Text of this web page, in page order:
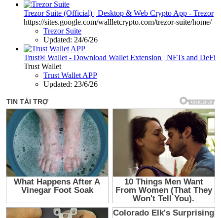
Trezor Suite (Official) | Desktop & Web Crypto App - Trezor
https://sites.google.com/wallletcrypto.com/trezor-suite/home/
Trezor Suite
Updated: 24/6/26
Trust® Wallet - Download Wallet Extension | NFTs and DeFi
Trust Wallet
Trust Wallet APP
Updated: 23/6/26